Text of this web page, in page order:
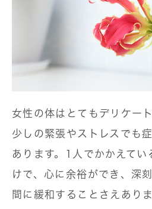
女性の体はとてもデリケー
少しの緊張やストレスでも
あります。1人でかかえてい
けで、心に余裕ができ、深
間に緩和することさえありま